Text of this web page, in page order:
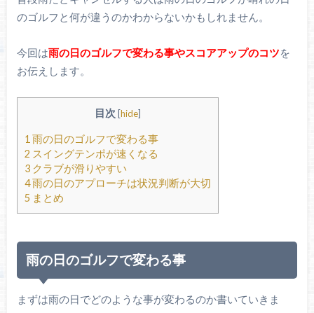
のゴルフと何が違うのかわからないかもしれません。
今回は雨の日のゴルフで変わる事やスコアアップのコツを
お伝えします。
目次 [hide]
1 雨の日のゴルフで変わる事
2 スイングテンポが速くなる
3クラブが滑りやすい
4雨の日のアプローチは状況判断が大切
5 まとめ
雨の日のゴルフで変わる事
まずは雨の日でどのような事が変わるのか書いていきま